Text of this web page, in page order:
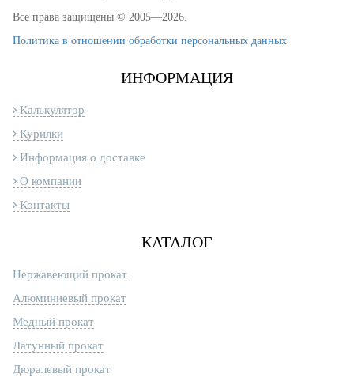
Все права защищены © 2005—2026.
Политика в отношении обработки персональных данных
ИНФОРМАЦИЯ
Калькулятор
Курилки
Информация о доставке
О компании
Контакты
КАТАЛОГ
Нержавеющий прокат
Алюминиевый прокат
Медный прокат
Латунный прокат
Дюралевый прокат